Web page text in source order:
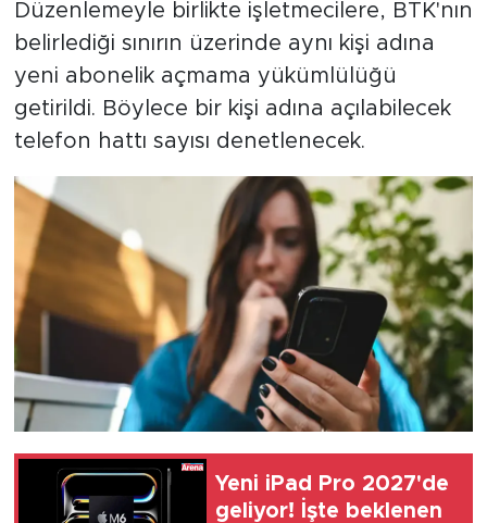
Düzenlemeyle birlikte işletmecilere, BTK'nın
belirlediği sınırın üzerinde aynı kişi adına
yeni abonelik açmama yükümlülüğü
getirildi. Böylece bir kişi adına açılabilecek
telefon hattı sayısı denetlenecek.
Yeni iPad Pro 2027'de
geliyor! İşte beklenen